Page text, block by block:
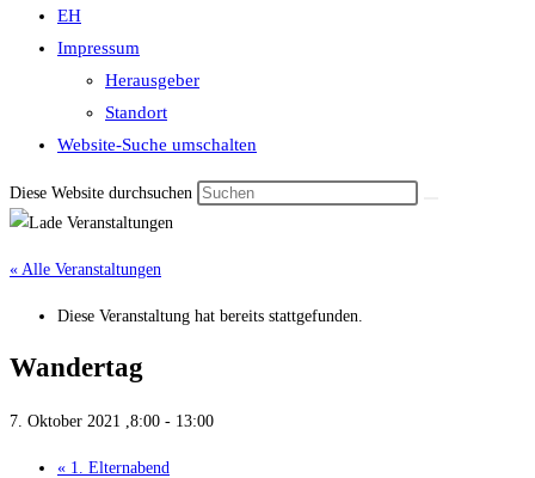
EH
Impressum
Herausgeber
Standort
Website-Suche umschalten
Diese Website durchsuchen
« Alle Veranstaltungen
Diese Veranstaltung hat bereits stattgefunden.
Wandertag
7. Oktober 2021 ,8:00 - 13:00
« 1. Eltern­abend